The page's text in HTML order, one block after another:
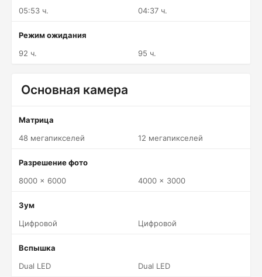
05:53 ч.
04:37 ч.
Режим ожидания
92 ч.
95 ч.
Основная камера
Матрица
48 мегапикселей
12 мегапикселей
Разрешение фото
8000 x 6000
4000 x 3000
Зум
Цифровой
Цифровой
Вспышка
Dual LED
Dual LED